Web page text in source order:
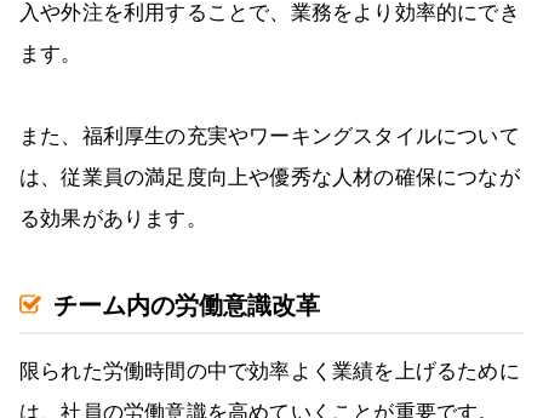
入や外注を利用することで、業務をより効率的にでき
ます。
また、福利厚生の充実やワーキングスタイルについて
は、従業員の満足度向上や優秀な人材の確保につなが
る効果があります。
チーム内の労働意識改革
限られた労働時間の中で効率よく業績を上げるために
は、社員の労働意識を高めていくことが重要です。